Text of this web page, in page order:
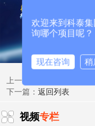
2026年认定的第二大
从"重规模数据"转向"重
计杜绝"数据造假""虚
质。
首先，认定与评价工
部、海关总署、税务总
权威性与公正性。其次
研发纳入核心任务，引
上一篇： 2026企业技术
下一篇：返回列表
视频专栏
欢迎来到科泰
询哪个项目呢？
现在咨询 稍